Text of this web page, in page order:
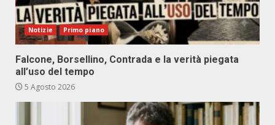
Notizie Primo piano
Falcone, Borsellino, Contrada e la verità piegata
all’uso del tempo
5 Agosto 2026